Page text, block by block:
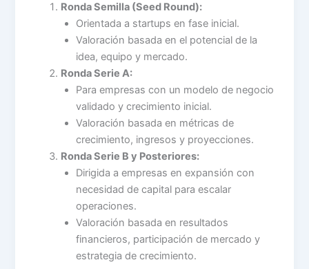
Ronda Semilla (Seed Round):
Orientada a startups en fase inicial.
Valoración basada en el potencial de la
idea, equipo y mercado.
Ronda Serie A:
Para empresas con un modelo de negocio
validado y crecimiento inicial.
Valoración basada en métricas de
crecimiento, ingresos y proyecciones.
Ronda Serie B y Posteriores:
Dirigida a empresas en expansión con
necesidad de capital para escalar
operaciones.
Valoración basada en resultados
financieros, participación de mercado y
estrategia de crecimiento.